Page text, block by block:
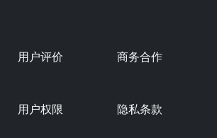
用户评价 商务合作
用户权限 隐私条款